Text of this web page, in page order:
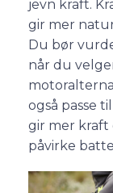
jevn kraft.
gir mer
Du bør
når du
også passe
gir mer kraft
påvirke